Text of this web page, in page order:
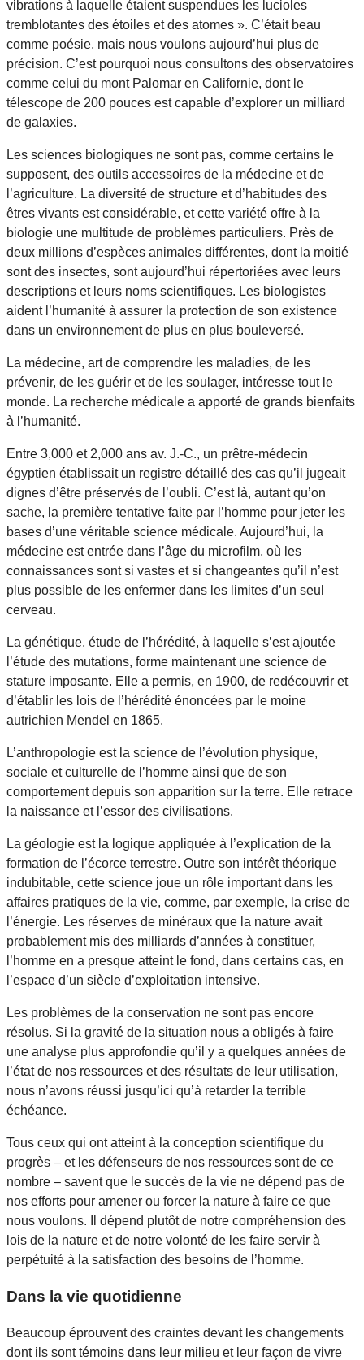
vibrations à laquelle étaient suspendues les lucioles
tremblotantes des étoiles et des atomes ». C’était beau
comme poésie, mais nous voulons aujourd’hui plus de
précision. C’est pourquoi nous consultons des observatoires
comme celui du mont Palomar en Californie, dont le
télescope de 200 pouces est capable d’explorer un milliard
de galaxies.
Les sciences biologiques ne sont pas, comme certains le
supposent, des outils accessoires de la médecine et de
l’agriculture. La diversité de structure et d’habitudes des
êtres vivants est considérable, et cette variété offre à la
biologie une multitude de problèmes particuliers. Près de
deux millions d’espèces animales différentes, dont la moitié
sont des insectes, sont aujourd’hui répertoriées avec leurs
descriptions et leurs noms scientifiques. Les biologistes
aident l’humanité à assurer la protection de son existence
dans un environnement de plus en plus bouleversé.
La médecine, art de comprendre les maladies, de les
prévenir, de les guérir et de les soulager, intéresse tout le
monde. La recherche médicale a apporté de grands bienfaits
à l’humanité.
Entre 3,000 et 2,000 ans av. J.-C., un prêtre-médecin
égyptien établissait un registre détaillé des cas qu’il jugeait
dignes d’être préservés de l’oubli. C’est là, autant qu’on
sache, la première tentative faite par l’homme pour jeter les
bases d’une véritable science médicale. Aujourd’hui, la
médecine est entrée dans l’âge du microfilm, où les
connaissances sont si vastes et si changeantes qu’il n’est
plus possible de les enfermer dans les limites d’un seul
cerveau.
La génétique, étude de l’hérédité, à laquelle s’est ajoutée
l’étude des mutations, forme maintenant une science de
stature imposante. Elle a permis, en 1900, de redécouvrir et
d’établir les lois de l’hérédité énoncées par le moine
autrichien Mendel en 1865.
L’anthropologie est la science de l’évolution physique,
sociale et culturelle de l’homme ainsi que de son
comportement depuis son apparition sur la terre. Elle retrace
la naissance et l’essor des civilisations.
La géologie est la logique appliquée à l’explication de la
formation de l’écorce terrestre. Outre son intérêt théorique
indubitable, cette science joue un rôle important dans les
affaires pratiques de la vie, comme, par exemple, la crise de
l’énergie. Les réserves de minéraux que la nature avait
probablement mis des milliards d’années à constituer,
l’homme en a presque atteint le fond, dans certains cas, en
l’espace d’un siècle d’exploitation intensive.
Les problèmes de la conservation ne sont pas encore
résolus. Si la gravité de la situation nous a obligés à faire
une analyse plus approfondie qu’il y a quelques années de
l’état de nos ressources et des résultats de leur utilisation,
nous n’avons réussi jusqu’ici qu’à retarder la terrible
échéance.
Tous ceux qui ont atteint à la conception scientifique du
progrès – et les défenseurs de nos ressources sont de ce
nombre – savent que le succès de la vie ne dépend pas de
nos efforts pour amener ou forcer la nature à faire ce que
nous voulons. Il dépend plutôt de notre compréhension des
lois de la nature et de notre volonté de les faire servir à
perpétuité à la satisfaction des besoins de l’homme.
Dans la vie quotidienne
Beaucoup éprouvent des craintes devant les changements
dont ils sont témoins dans leur milieu et leur façon de vivre